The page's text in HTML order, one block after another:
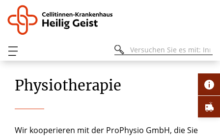
Physiotherapie
Wir kooperieren mit der ProPhysio GmbH, die Sie